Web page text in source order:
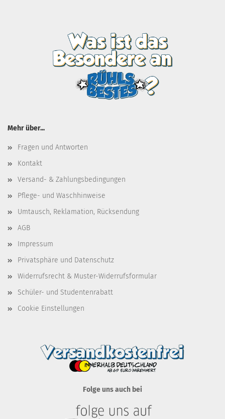
Mehr über...
Fragen und Antworten
Kontakt
Versand- & Zahlungsbedingungen
Pflege- und Waschhinweise
Umtausch, Reklamation, Rücksendung
AGB
Impressum
Privatsphäre und Datenschutz
Widerrufsrecht & Muster-Widerrufsformular
Schüler- und Studentenrabatt
Cookie Einstellungen
Folge uns auch bei